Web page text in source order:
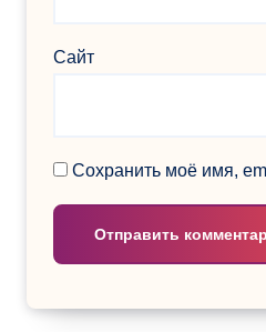
Сайт
Сохранить моё имя,